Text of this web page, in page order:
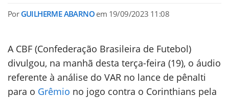
Por GUILHERME ABARNO em 19/09/2023 11:08
A CBF (Confederação Brasileira de Futebol)
divulgou, na manhã desta terça-feira (19), o áudio
referente à análise do VAR no lance de pênalti
para o Grêmio no jogo contra o Corinthians pela